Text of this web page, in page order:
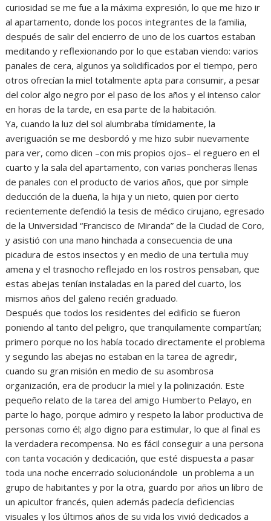
curiosidad se me fue a la máxima expresión, lo que me hizo ir
al apartamento, donde los pocos integrantes de la familia,
después de salir del encierro de uno de los cuartos estaban
meditando y reflexionando por lo que estaban viendo: varios
panales de cera, algunos ya solidificados por el tiempo, pero
otros ofrecían la miel totalmente apta para consumir, a pesar
del color algo negro por el paso de los años y el intenso calor
en horas de la tarde, en esa parte de la habitación.
Ya, cuando la luz del sol alumbraba tímidamente, la
averiguación se me desbordó y me hizo subir nuevamente
para ver, como dicen –con mis propios ojos– el reguero en el
cuarto y la sala del apartamento, con varias poncheras llenas
de panales con el producto de varios años, que por simple
deducción de la dueña, la hija y un nieto, quien por cierto
recientemente defendió la tesis de médico cirujano, egresado
de la Universidad “Francisco de Miranda” de la Ciudad de Coro,
y asistió con una mano hinchada a consecuencia de una
picadura de estos insectos y en medio de una tertulia muy
amena y el trasnocho reflejado en los rostros pensaban, que
estas abejas tenían instaladas en la pared del cuarto, los
mismos años del galeno recién graduado.
Después que todos los residentes del edificio se fueron
poniendo al tanto del peligro, que tranquilamente compartían;
primero porque no los había tocado directamente el problema
y segundo las abejas no estaban en la tarea de agredir,
cuando su gran misión en medio de su asombrosa
organización, era de producir la miel y la polinización. Este
pequeño relato de la tarea del amigo Humberto Pelayo, en
parte lo hago, porque admiro y respeto la labor productiva de
personas como él; algo digno para estimular, lo que al final es
la verdadera recompensa. No es fácil conseguir a una persona
con tanta vocación y dedicación, que esté dispuesta a pasar
toda una noche encerrado solucionándole un problema a un
grupo de habitantes y por la otra, guardo por años un libro de
un apicultor francés, quien además padecía deficiencias
visuales y los últimos años de su vida los vivió dedicados a